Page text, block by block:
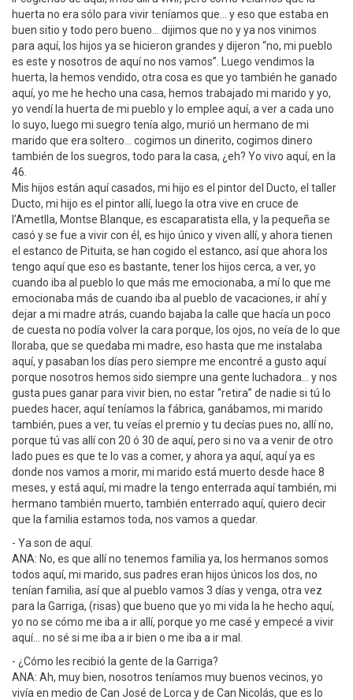
huerta no era sólo para vivir teníamos que... y eso que estaba en
buen sitio y todo pero bueno... dijimos que no y ya nos vinimos
para aquí, los hijos ya se hicieron grandes y dijeron “no, mi pueblo
es este y nosotros de aquí no nos vamos”. Luego vendimos la
huerta, la hemos vendido, otra cosa es que yo también he ganado
aquí, yo me he hecho una casa, hemos trabajado mi marido y yo,
yo vendí la huerta de mi pueblo y lo emplee aquí, a ver a cada uno
lo suyo, luego mi suegro tenía algo, murió un hermano de mi
marido que era soltero... cogimos un dinerito, cogimos dinero
también de los suegros, todo para la casa, ¿eh? Yo vivo aquí, en la
46.
Mis hijos están aquí casados, mi hijo es el pintor del Ducto, el taller
Ducto, mi hijo es el pintor allí, luego la otra vive en cruce de
l’Ametlla, Montse Blanque, es escaparatista ella, y la pequeña se
casó y se fue a vivir con él, es hijo único y viven allí, y ahora tienen
el estanco de Pituita, se han cogido el estanco, así que ahora los
tengo aquí que eso es bastante, tener los hijos cerca, a ver, yo
cuando iba al pueblo lo que más me emocionaba, a mí lo que me
emocionaba más de cuando iba al pueblo de vacaciones, ir ahí y
dejar a mi madre atrás, cuando bajaba la calle que hacía un poco
de cuesta no podía volver la cara porque, los ojos, no veía de lo que
lloraba, que se quedaba mi madre, eso hasta que me instalaba
aquí, y pasaban los días pero siempre me encontré a gusto aquí
porque nosotros hemos sido siempre una gente luchadora... y nos
gusta pues ganar para vivir bien, no estar “retira” de nadie si tú lo
puedes hacer, aquí teníamos la fábrica, ganábamos, mi marido
también, pues a ver, tu veías el premio y tu decías pues no, allí no,
porque tú vas allí con 20 ó 30 de aquí, pero si no va a venir de otro
lado pues es que te lo vas a comer, y ahora ya aquí, aquí ya es
donde nos vamos a morir, mi marido está muerto desde hace 8
meses, y está aquí, mi madre la tengo enterrada aquí también, mi
hermano también muerto, también enterrado aquí, quiero decir
que la familia estamos toda, nos vamos a quedar.
- Ya son de aquí.
ANA: No, es que allí no tenemos familia ya, los hermanos somos
todos aquí, mi marido, sus padres eran hijos únicos los dos, no
tenían familia, así que al pueblo vamos 3 días y venga, otra vez
para la Garriga, (risas) que bueno que yo mi vida la he hecho aquí,
yo no se cómo me iba a ir allí, porque yo me casé y empecé a vivir
aquí... no sé si me iba a ir bien o me iba a ir mal.
- ¿Cómo les recibió la gente de la Garriga?
ANA: Ah, muy bien, nosotros teníamos muy buenos vecinos, yo
vivía en medio de Can José de Lorca y de Can Nicolás, que es lo